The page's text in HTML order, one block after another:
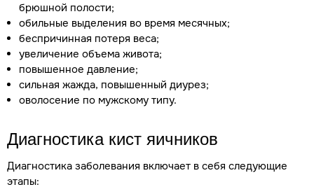
брюшной полости;
обильные выделения во время месячных;
беспричинная потеря веса;
увеличение объема живота;
повышенное давление;
сильная жажда, повышенный диурез;
оволосение по мужскому типу.
Диагностика кист яичников
Диагностика заболевания включает в себя следующие
этапы: